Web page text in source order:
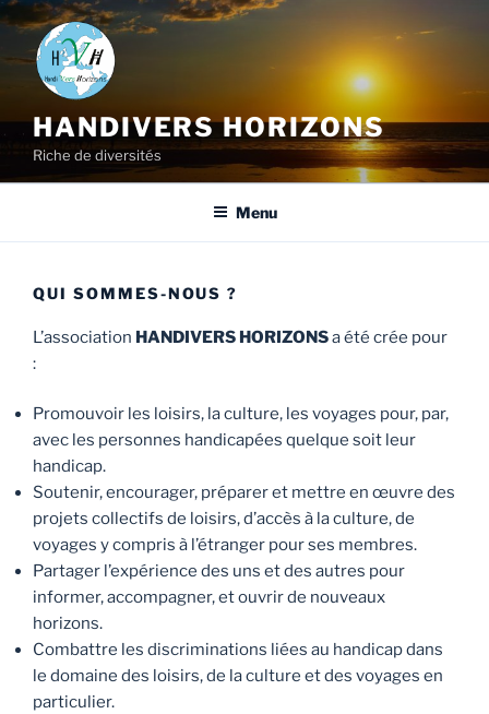
HANDIVERS HORIZONS
Riche de diversités
Menu
QUI SOMMES-NOUS ?
L’association HANDIVERS HORIZONSa été crée pour
:
Promouvoir les loisirs, la culture, les voyages pour, par,
avec les personnes handicapées quelque soit leur
handicap.
Soutenir, encourager, préparer et mettre en œuvre des
projets collectifs de loisirs, d’accès à la culture, de
voyages y compris à l’étranger pour ses membres.
Partager l’expérience des uns et des autres pour
informer, accompagner, et ouvrir de nouveaux
horizons.
Combattre les discriminations liées au handicap dans
le domaine des loisirs, de la culture et des voyages en
particulier.